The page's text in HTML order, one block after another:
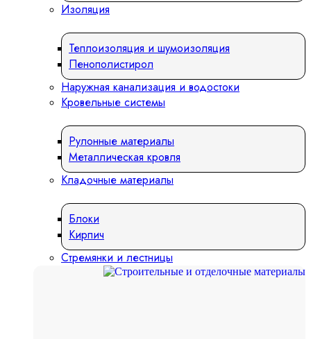
Изоляция
Теплоизоляция и шумоизоляция
Пенополистирол
Наружная канализация и водостоки
Кровельные системы
Рулонные материалы
Металлическая кровля
Кладочные материалы
Блоки
Кирпич
Стремянки и лестницы